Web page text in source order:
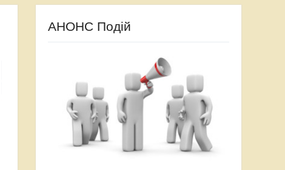
АНОНС Подій